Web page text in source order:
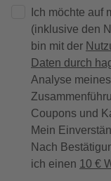
Ich möchte auf
(inklusive den
bin mit der
Daten durch
Analyse
Coupons und
Mein
Nach
ich einen 10 €